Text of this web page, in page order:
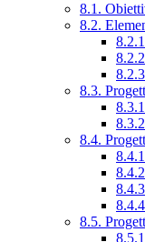
8.1.
8.2.
8.3.
8.4.
8.5.